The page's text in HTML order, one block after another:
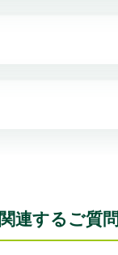
関連するご質問